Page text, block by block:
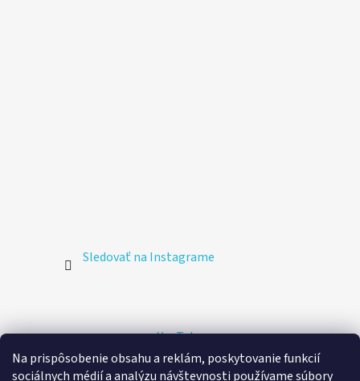
Na prispôsobenie obsahu a reklám, poskytovanie funkcií
sociálnych médií a analýzu návštevnosti používame súbory
Sledovať na Instagrame
YouTube